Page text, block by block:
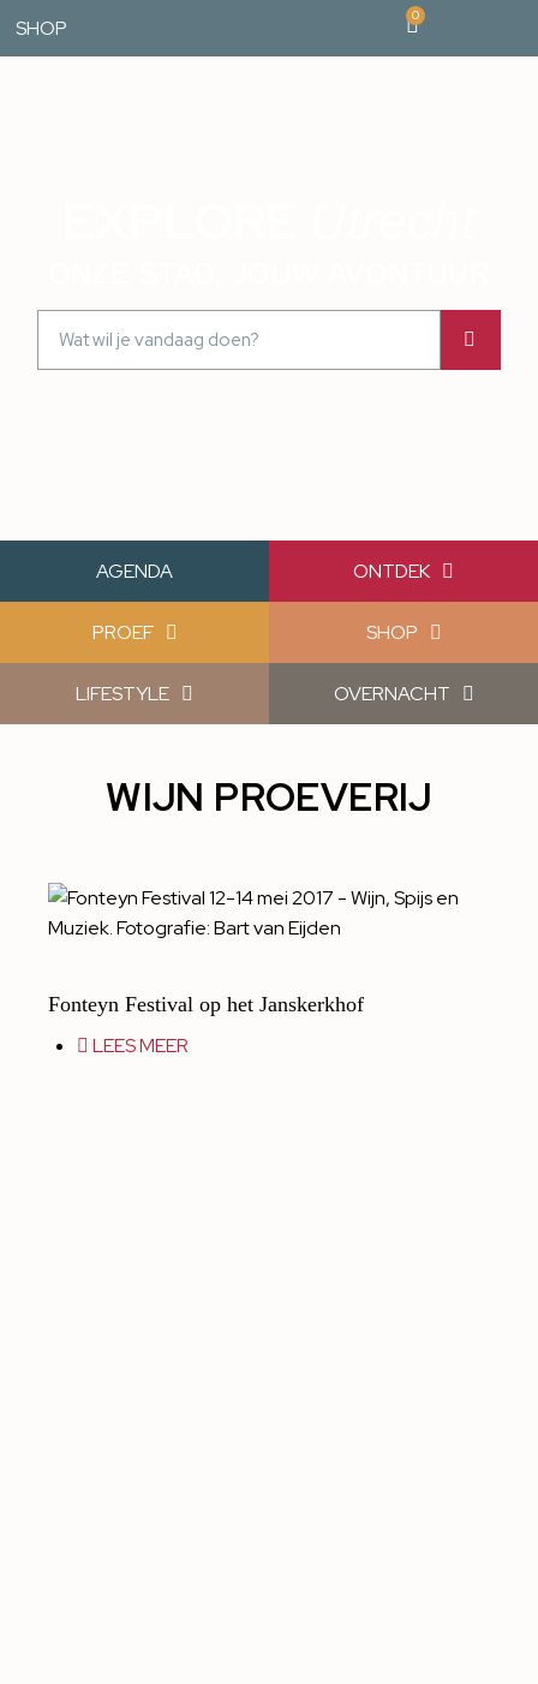
SHOP
0
AGENDA ONTDEK
PROEF SHOP
LIFESTYLE OVERNACHT
WIJN PROEVERIJ
Fonteyn Festival op het Janskerkhof
LEES MEER